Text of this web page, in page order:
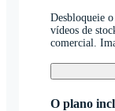
Desbloqueie o
vídeos de
comercial.
O plano